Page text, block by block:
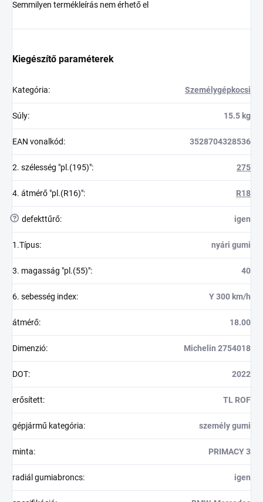
Semmilyen termékleírás nem érhető el
Kiegészítő paraméterek
Kategória: Személygépkocsi
Súly: 15.5 kg
EAN vonalkód: 3528704328536
2. szélesség "pl.(195)": 275
4. átmérő "pl.(R16)": R18
? defekttűrő: igen
1.Típus: nyári gumi
3. magasság "pl.(55)": 40
6. sebesség index: Y 300 km/h
átmérő: 18.00
Dimenzió: Michelin 2754018
DOT: 2022
erősített: TL ROF
gépjármű kategória: személy gumi
minta: PRIMACY 3
radiál gumiabroncs: igen